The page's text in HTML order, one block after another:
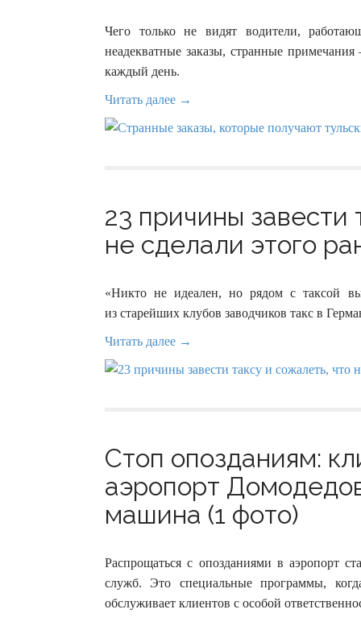
Чего только не видят водители,
неадекватные заказы, странные
каждый день.
Читать далее →
23 причины завести
не сделали этого
«Никто не идеален, но рядом с таксой
из старейших клубов заводчиков такс в
Читать далее →
Стоп опозданиям:
аэропорт
машина (1 фото)
Распрощаться с опозданиями в аэропорт
служб. Это специальные программы,
обслуживает клиентов с особой